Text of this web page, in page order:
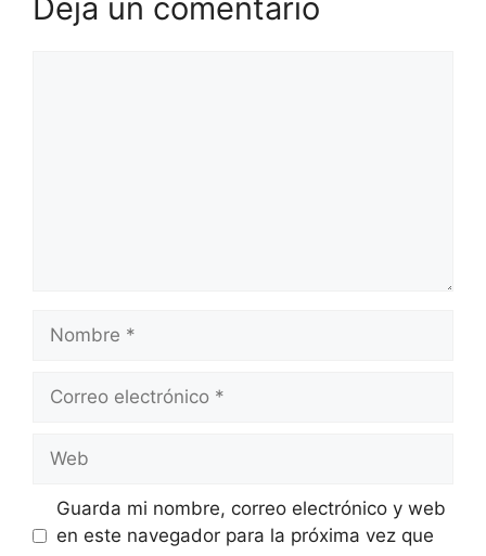
Deja un comentario
Nombre
Correo
Web
Guarda mi nombre, correo electrónico y web
en este navegador para la próxima vez que